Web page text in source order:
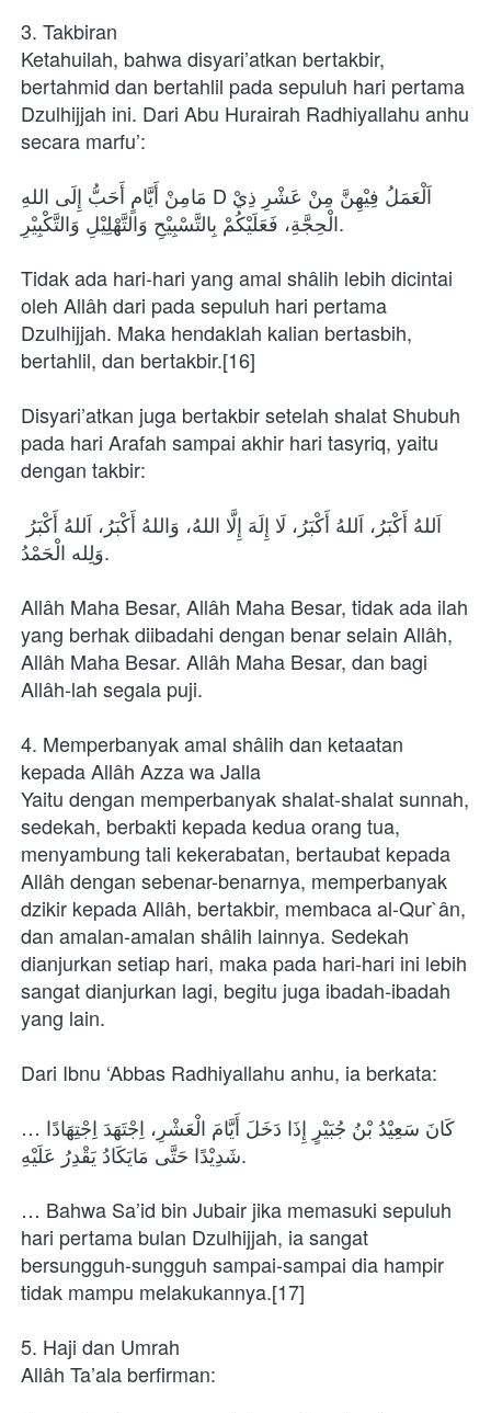
3. Takbiran
Ketahuilah, bahwa disyari’atkan bertakbir,
bertahmid dan bertahlil pada sepuluh hari pertama
Dzulhijjah ini. Dari Abu Hurairah Radhiyallahu anhu
secara marfu’:
مَامِنْ أَيَّامٍ أَحَبُّ إِلَى اللهِ Dاَلْعَمَلُ فِيْهِنَّ مِنْ عَشْرِ ذِيْ
الْحِجَّةِ، فَعَلَيْكُمْ بِالتَّسْبِيْحِ وَالتَّهْلِيْلِ وَالتَّكْبِيْرِ.
Tidak ada hari-hari yang amal shâlih lebih dicintai
oleh Allâh dari pada sepuluh hari pertama
Dzulhijjah. Maka hendaklah kalian bertasbih,
bertahlil, dan bertakbir.[16]
Disyari’atkan juga bertakbir setelah shalat Shubuh
pada hari Arafah sampai akhir hari tasyriq, yaitu
dengan takbir:
وَلِله الْحَمْدُ.
Allâh Maha Besar, Allâh Maha Besar, tidak ada ilah
yang berhak diibadahi dengan benar selain Allâh,
Allâh Maha Besar. Allâh Maha Besar, dan bagi
Allâh-lah segala puji.
4. Memperbanyak amal shâlih dan ketaatan
kepada Allâh Azza wa Jalla
Yaitu dengan memperbanyak shalat-shalat sunnah,
sedekah, berbakti kepada kedua orang tua,
menyambung tali kekerabatan, bertaubat kepada
Allâh dengan sebenar-benarnya, memperbanyak
dzikir kepada Allâh, bertakbir, membaca al-Qur`ân,
dan amalan-amalan shâlih lainnya. Sedekah
dianjurkan setiap hari, maka pada hari-hari ini lebih
sangat dianjurkan lagi, begitu juga ibadah-ibadah
yang lain.
Dari Ibnu ‘Abbas Radhiyallahu anhu, ia berkata:
…كَانَ سَعِيْدُ بْنُ جُبَيْرٍ إِذَا دَخَلَ أَيَّامَ الْعَشْرِ، اِجْتَهَدَ اِجْتِهَادًا
شَدِيْدًا حَتَّى مَايَكَادُ يَقْدِرُ عَلَيْهِ.
… Bahwa Sa’id bin Jubair jika memasuki sepuluh
hari pertama bulan Dzulhijjah, ia sangat
bersungguh-sungguh sampai-sampai dia hampir
tidak mampu melakukannya.[17]
5. Haji dan Umrah
Allâh Ta’ala berfirman: